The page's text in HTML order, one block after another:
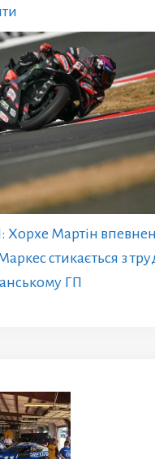
Хорхе Мартін
стикається з
ГП